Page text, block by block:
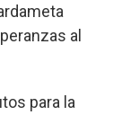
al
para la